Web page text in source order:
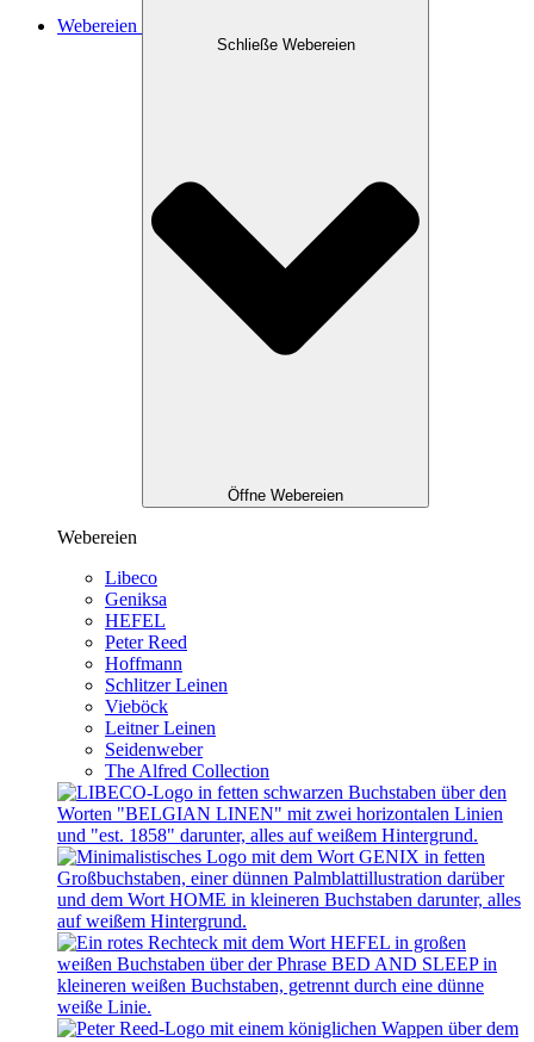
Webereien
Schließe Webereien
Öffne Webereien
Webereien
Libeco
Geniksa
HEFEL
Peter Reed
Hoffmann
Schlitzer Leinen
Vieböck
Leitner Leinen
Seidenweber
The Alfred Collection